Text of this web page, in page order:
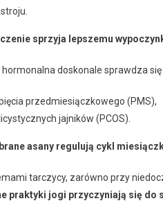
sprzyja lepszemu
hormonalna doskonale sprawdza
przedmiesiączkowego (PMS),
jajników (PCOS).
asany regulują cykl
tarczycy, zarówno przy
praktyki jogi przyczyniają się